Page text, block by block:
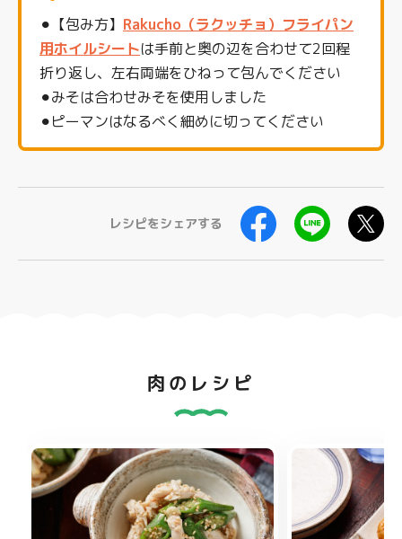
⚫︎【包み方】 Rakucho（ラクッチョ）フライパン
用ホイルシートは手前と奥の辺を合わせて2回程
折り返し、左右両端をひねって包んでください
⚫︎みそは合わせみそを使用しました
⚫︎ピーマンはなるべく細めに切ってください
レシピをシェアする
肉のレシピ